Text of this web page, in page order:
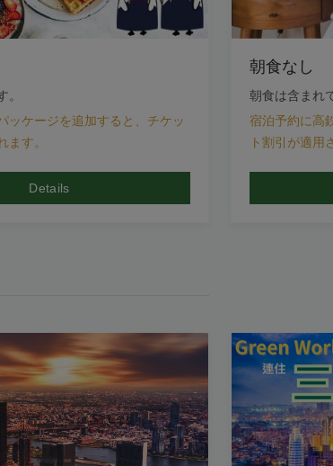
。
ッケージを追加すると、チケッ
ます。
Details
朝食なし
朝食は含まれ
宿泊予約に高
ト割引が適用